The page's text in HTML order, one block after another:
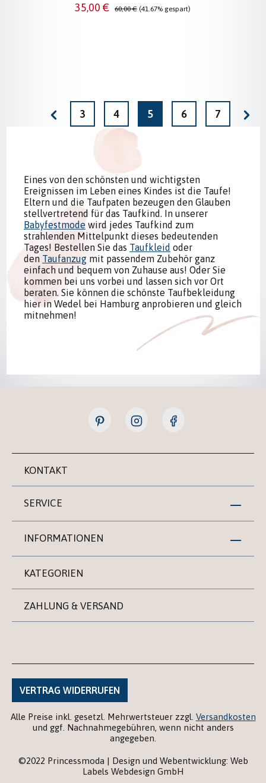
Verkaufspreis:
35,00 € Regulärer Preis:
60,00 € (41.67% gespart)
Seite
3 Seite
4 Seite
5 Seite
6 Seite
7
Eines von den schönsten und wichtigsten
Ereignissen im Leben eines Kindes ist die Taufe!
Eltern und die Taufpaten bezeugen den Glauben
stellvertretend für das Taufkind. In unserer
Babyfestmode wird jedes Taufkind zum
strahlenden Mittelpunkt dieses bedeutenden
Tages! Bestellen Sie das Taufkleid oder
den Taufanzug mit passendem Zubehör ganz
einfach und bequem von Zuhause aus! Oder Sie
kommen bei uns vorbei und lassen sich vor Ort
beraten. Sie können die schönste Taufbekleidung
hier in Wedel bei Hamburg anprobieren und gleich
mitnehmen!
KONTAKT
SERVICE
INFORMATIONEN
KATEGORIEN
ZAHLUNG & VERSAND
VERTRAG WIDERRUFEN
Alle Preise inkl. gesetzl. Mehrwertsteuer zzgl. Versandkosten
und ggf. Nachnahmegebühren, wenn nicht anders
angegeben.
©2022 Princessmoda | Design und Webentwicklung: Web
Labels Webdesign GmbH